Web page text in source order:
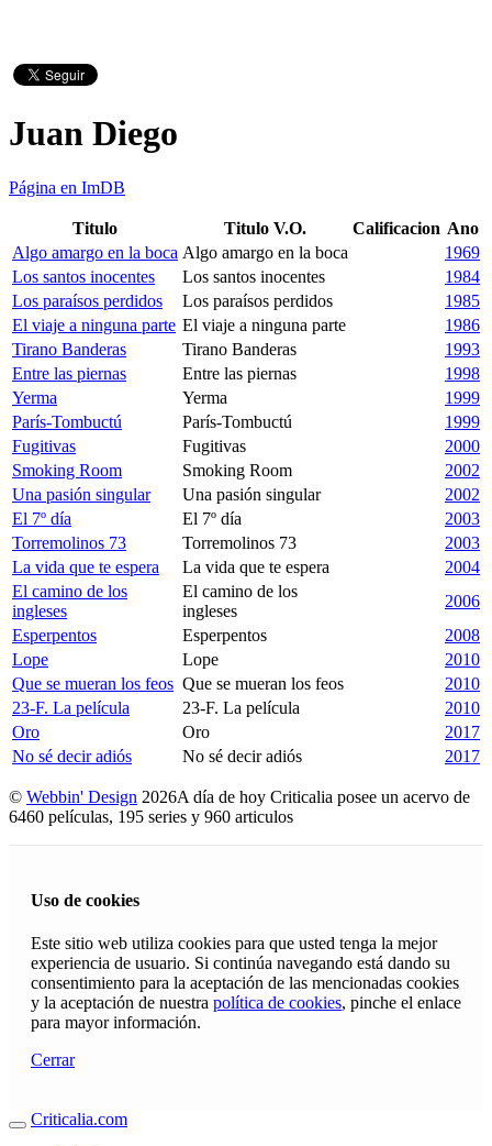
Juan Diego
Página en ImDB
Titulo Titulo V.O. Calificacion Ano
Algo amargo en la boca Algo amargo en la boca
1969
Los santos inocentes
Los santos inocentes
1984
Los paraísos perdidos
Los paraísos perdidos
1985
El viaje a ninguna parte El viaje a ninguna parte
1986
Tirano Banderas
Tirano Banderas
1993
Entre las piernas
Entre las piernas
1998
Yerma
Yerma
1999
París-Tombuctú
París-Tombuctú
1999
Fugitivas
Fugitivas
2000
Smoking Room
Smoking Room
2002
Una pasión singular
Una pasión singular
2002
El 7º día
El 7º día
2003
Torremolinos 73
Torremolinos 73
2003
La vida que te espera
La vida que te espera
2004
El camino de los
ingleses
El camino de los
ingleses
2006
Esperpentos
Esperpentos
2008
Lope
Lope
2010
Que se mueran los feos Que se mueran los feos
2010
23-F. La película
23-F. La película
2010
Oro
Oro
2017
No sé decir adiós
No sé decir adiós 2017
© Webbin' Design 2026A día de hoy Criticalia posee un acervo de
6460 películas, 195 series y 960 articulos
Uso de cookies
Este sitio web utiliza cookies para que usted tenga la mejor
experiencia de usuario. Si continúa navegando está dando su
consentimiento para la aceptación de las mencionadas cookies
y la aceptación de nuestra política de cookies, pinche el enlace
para mayor información.
Cerrar
Criticalia.com